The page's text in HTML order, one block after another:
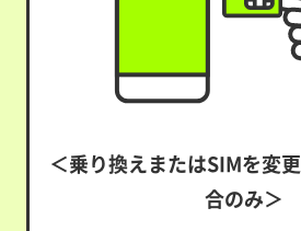
＜乗り換えまたはSIMを変
合のみ＞